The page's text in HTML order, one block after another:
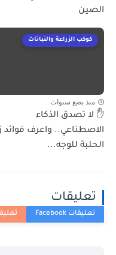
الصين
كوكب الزراعة والنباتات
منذ بضع سنوات
✋ لا تصدق الذكاء
الاصطناعي.. واعرف فوائد
الحلبة للوجه...
تعليقات